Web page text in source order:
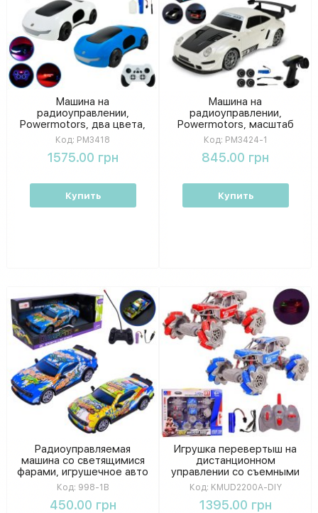
Машина на
радиоуправлении,
Powermotors, два цвета,
аккумуляторная,
световые и звуковые
эффекты, функция пара,
комплекте, в коробке,
37х17х18 см
Код: PM3418
1575.00 грн
Купить
Машина на
радиоуправлении,
Powermotors, масштаб
1:20, аккумуляторная, со
светодиодной
подсветкой, скорость 10
Код: PM3424-1
845.00 грн
Купить
Радиоуправляемая
машина со светящимися
фарами, игрушечное авто
на ру для мальчиков в
ассортименте, коробка
28 см
Код: 998-1B
450.00 грн
Игрушка перевертыш на
дистанционном
управлении со съемными
колесами, светиться
KMUD2200A-DIY
Код: KMUD2200A-DIY
1395.00 грн